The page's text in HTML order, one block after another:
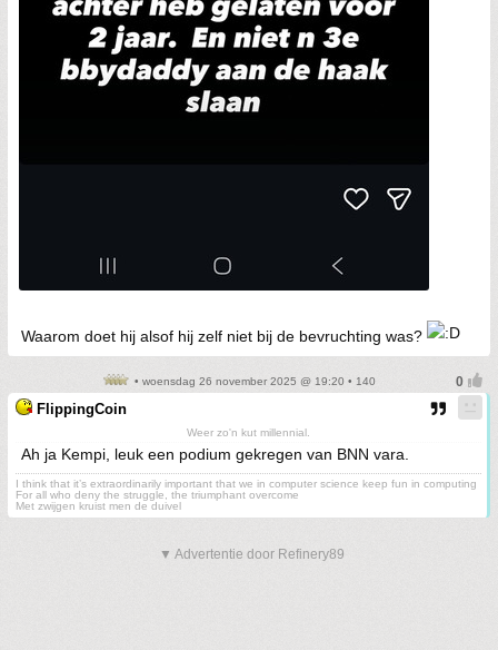
Waarom doet hij alsof hij zelf niet bij de bevruchting was?
• woensdag 26 november 2025 @ 19:20 • 140
FlippingCoin
Weer zo'n kut millennial.
Ah ja Kempi, leuk een podium gekregen van BNN vara.
I think that it’s extraordinarily important that we in computer science keep fun in computing
For all who deny the struggle, the triumphant overcome
Met zwijgen kruist men de duivel
▼ Advertentie door Refinery89